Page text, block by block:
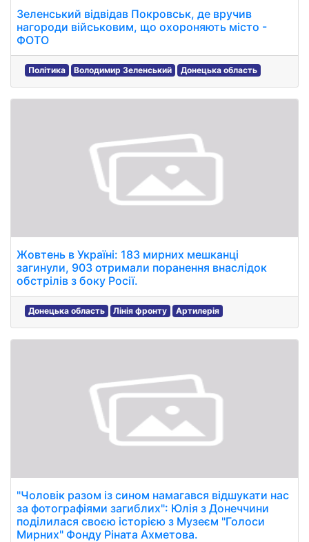
Зеленський відвідав Покровськ, де вручив
нагороди військовим, що охороняють місто -
ФОТО
Політика Володимир Зеленський Донецька область
Жовтень в Україні: 183 мирних мешканці
загинули, 903 отримали поранення внаслідок
обстрілів з боку Росії.
Донецька область Лінія фронту Артилерія
"Чоловік разом із сином намагався відшукати нас
за фотографіями загиблих": Юлія з Донеччини
поділилася своєю історією з Музеєм "Голоси
Мирних" Фонду Ріната Ахметова.